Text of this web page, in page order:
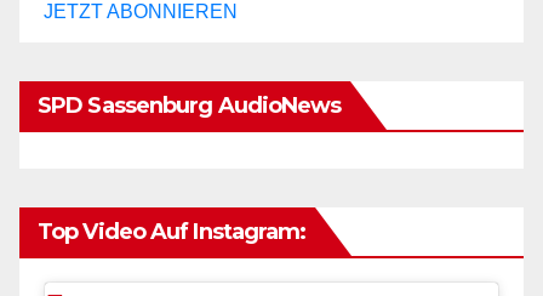
JETZT ABONNIEREN
SPD Sassenburg AudioNews
Top Video Auf Instagram: